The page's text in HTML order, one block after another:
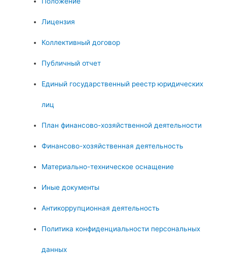
Лицензия
Коллективный договор
Публичный отчет
Единый государственный реестр юридических
лиц
План финансово-хозяйственной деятельности
Финансово-хозяйственная деятельность
Материально-техническое оснащение
Иные документы
Антикоррупционная деятельность
Политика конфиденциальности персональных
данных